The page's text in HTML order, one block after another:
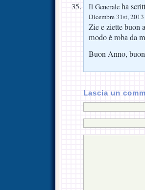
Il Generale ha
Dicembre 31st,
Zie e ziette buon
modo è roba da
Buon Anno,
Lascia un